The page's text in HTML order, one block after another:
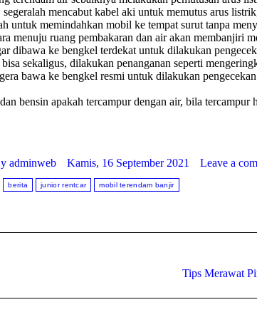
mencabut kabel aki untuk memutus arus
untuk memindahkan mobil ke tempat surut tanpa
menuju ruang pembakaran dan air akan membanjiri
dibawa ke bengkel terdekat untuk dilakukan
sekaligus, dilakukan penanganan seperti
bawa ke bengkel resmi untuk dilakukan
bensin apakah tercampur dengan air, bila tercampur
adminweb Kamis, 16 September 2021
Leave a
berita junior rentcar mobil terendam banjir
Tips Merawat